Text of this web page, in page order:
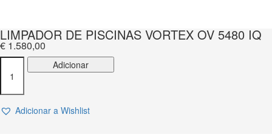
LIMPADOR DE PISCINAS VORTEX OV 5480 IQ
€ 1.580,00
Quantidade
DE
PISCINAS
Adicionar
Adicionar a Wishlist